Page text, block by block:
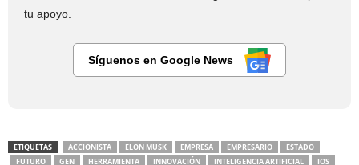
tu apoyo.
Síguenos en Google News
ETIQUETAS ACCIONISTA ELON MUSK EMPRESA EMPRESARIO
ESTADO
FUTURO
GEN HERRAMIENTA INNOVACIÓN INTELIGENCIA ARTIFICIAL
IOS